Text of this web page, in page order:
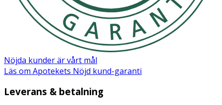
Nöjda kunder är vårt mål
Läs om Apotekets Nöjd kund-garanti
Leverans & betalning